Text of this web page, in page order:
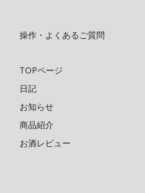
操作・よくあるご質問
TOPページ
日記
お知らせ
商品紹介
お酒レビュー